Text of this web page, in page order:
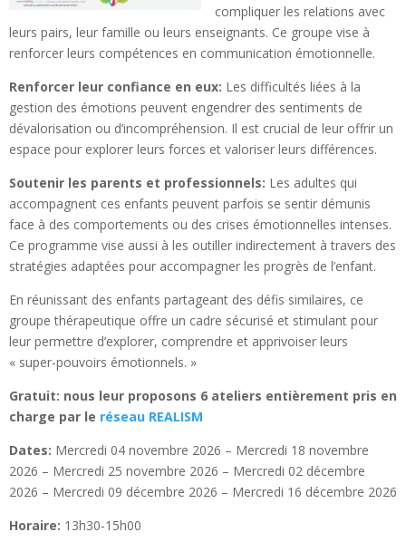
compliquer les relations avec
leurs pairs, leur famille ou leurs enseignants. Ce groupe vise à
renforcer leurs compétences en communication émotionnelle.
Renforcer leur confiance en eux: Les difficultés liées à la
gestion des émotions peuvent engendrer des sentiments de
dévalorisation ou d’incompréhension. Il est crucial de leur offrir un
espace pour explorer leurs forces et valoriser leurs différences.
Soutenir les parents et professionnels: Les adultes qui
accompagnent ces enfants peuvent parfois se sentir démunis
face à des comportements ou des crises émotionnelles intenses.
Ce programme vise aussi à les outiller indirectement à travers des
stratégies adaptées pour accompagner les progrès de l’enfant.
En réunissant des enfants partageant des défis similaires, ce
groupe thérapeutique offre un cadre sécurisé et stimulant pour
leur permettre d’explorer, comprendre et apprivoiser leurs
« super-pouvoirs émotionnels. »
Gratuit: nous leur proposons 6 ateliers entièrement pris en
charge par le réseau REALISM
Dates: Mercredi 04 novembre 2026 – Mercredi 18 novembre
2026 – Mercredi 25 novembre 2026 – Mercredi 02 décembre
2026 – Mercredi 09 décembre 2026 – Mercredi 16 décembre 2026
Horaire: 13h30-15h00